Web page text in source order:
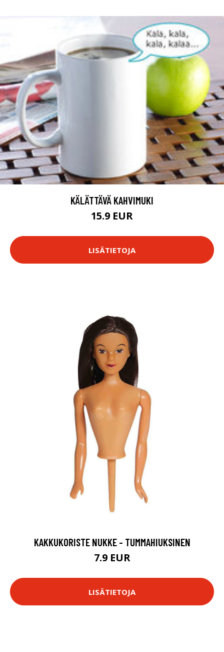
KÄLÄTTÄVÄ KAHVIMUKI
15.9 EUR
LISÄTIETOJA
KAKKUKORISTE NUKKE - TUMMAHIUKSINEN
7.9 EUR
LISÄTIETOJA